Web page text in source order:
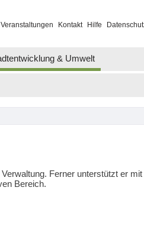
Veranstaltungen Kontakt Hilfe
& Umwelt
Ferner unterstützt er
Bereich.